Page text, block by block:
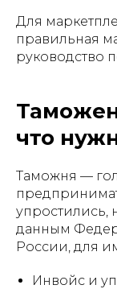
Для
правильная
руководство
что
Таможня —
упростились,
данным
России, для
Инвойс и